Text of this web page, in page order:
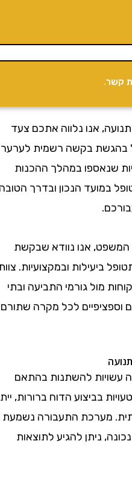
אנו נלווה אתכם צעד
בקשה רשמית לערער
במהלך ההכנות
הנכון ובדרך הטובה
אנו נוודא שבקשת
ובמקצועיות. צוות
מול גורמי התביעה ובתי
לכל מקרה שתורם
להשתנות בהתאם
הדוח ברורות, ייתכן
מערכת התעבורה נשמעת
להגיע לתוצאות